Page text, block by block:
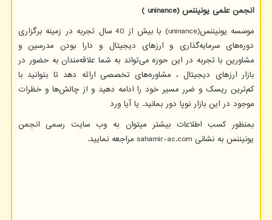
انجمن علمی یونیننس (( uninance
موسسه یونیننس(uninance
) با بیش از 40 سال تجربه در زمینه برگزاری
دوره‌های سرمایه‌گذاری و ارزهای دیجیتال و دارا بودن مدرسین و
مشاورین با تجربه در این حوزه می‌تواند به شما علاقه‌مندان به حضور در
بازار ارزهای دیجیتال ، مشاوره‌های تخصصی ارائه دهد تا بتوانید با
کم‌ترین ریسک و ضرر مسیر خود را ادامه دهید و از چالش‌ها و خظرات
موجود در این بازار نوپا دور بمانید. یا آیا ورد
بمنظور کسب اطلاعات بیشتر میتوان به وب سایت رسمی انجمن
یونیننس به نشانی sahamir-ac.com مراجعه نمایید.